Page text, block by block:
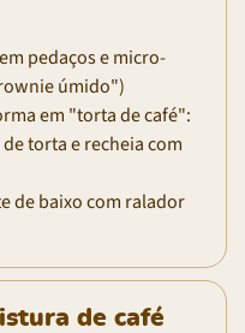
pedaços e micro-
úmido")
em "torta de café":
torta e recheia com
de baixo com ralador
de café